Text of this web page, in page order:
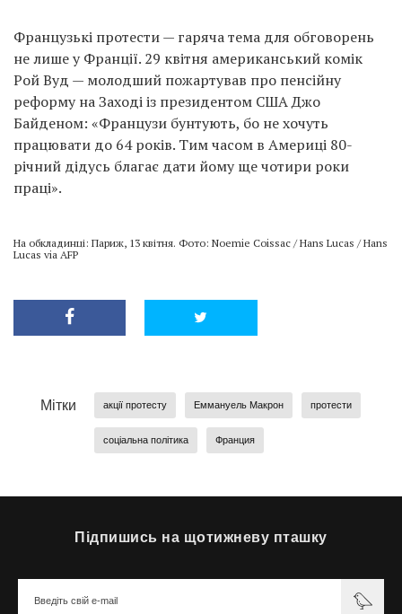
Французькі протести — гаряча тема для обговорень
не лише у Франції. 29 квітня американський комік
Рой Вуд — молодший пожартував про пенсійну
реформу на Заході із президентом США Джо
Байденом: «Французи бунтують, бо не хочуть
працювати до 64 років. Тим часом в Америці 80-
річний дідусь благає дати йому ще чотири роки
праці».
На обкладинці: Париж, 13 квітня. Фото: Noemie Coissac / Hans Lucas / Hans
Lucas via AFP
Мітки акції протесту Еммануель Макрон протести
соціальна політика Франция
Підпишись на щотижневу пташку